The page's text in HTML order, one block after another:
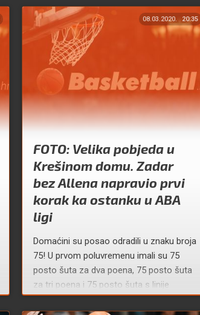
08.03.2020. 20:35
FOTO: Velika pobjeda u
Krešinom domu. Zadar
bez Allena napravio prvi
korak ka ostanku u ABA
ligi
Domaćini su posao odradili u znaku broja
75! U prvom poluvremenu imali su 75
posto šuta za dva poena, 75 posto šuta
za tri poena i 75 posto šuta s linije
slobodnih bacanja.